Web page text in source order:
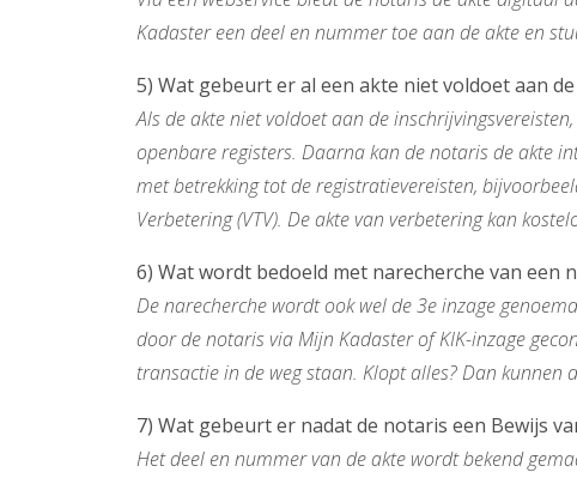
Kadaster een deel en nummer toe aan de akte en
5) Wat gebeurt er al een akte niet voldoet aan
Als de akte niet voldoet aan de
openbare registers. Daarna kan de notaris de akte
met betrekking tot de registratievereisten,
Verbetering (VTV). De akte van verbetering kan
6) Wat wordt bedoeld met narecherche van een
De narecherche wordt ook wel de 3e inzage
door de notaris via Mijn Kadaster of KIK-inzage
transactie in de weg staan. Klopt alles? Dan
7) Wat gebeurt er nadat de notaris een Bewijs
Het deel en nummer van de akte wordt bekend